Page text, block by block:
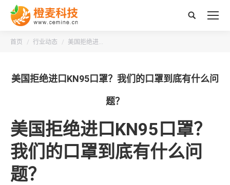
搜
您的位置：
首页 行业动态 美国拒绝进…
美国拒绝进口KN95口罩？我们的口罩到底有什么问
题？
美国拒绝进口KN95口罩？
我们的口罩到底有什么问
题？